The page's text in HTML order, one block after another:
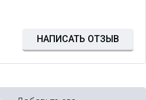
НАПИСАТЬ ОТЗЫВ